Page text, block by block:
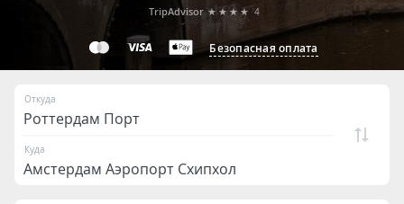
Безопасная оплата
TripAdvisor ★★★★ 4
Откуда
Куда